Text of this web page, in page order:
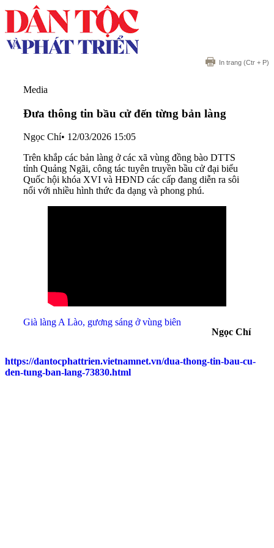
In trang (Ctr + P)
Media
Đưa thông tin bầu cử đến từng bản làng
Ngọc Chí• 12/03/2026 15:05
Trên khắp các bản làng ở các xã vùng đồng bào DTTS
tỉnh Quảng Ngãi, công tác tuyên truyền bầu cử đại biểu
Quốc hội khóa XVI và HĐND các cấp đang diễn ra sôi
nổi với nhiều hình thức đa dạng và phong phú.
Già làng A Lào, gương sáng ở vùng biên
Ngọc Chí
https://dantocphattrien.vietnamnet.vn/dua-thong-tin-bau-cu-
den-tung-ban-lang-73830.html